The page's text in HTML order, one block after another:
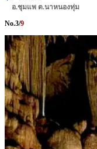
อ.ชุมแพ ต.นาหนองทุ่ม
No.3/9